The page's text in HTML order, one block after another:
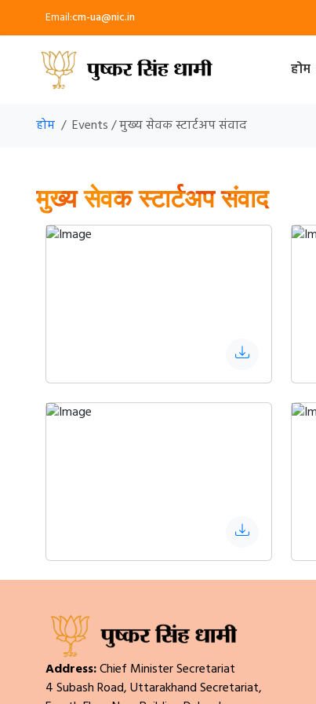
Email:cm-ua@nic.in
होम
होम Events / मुख्य सेवक स्टार्टअप संवाद
मुख्य सेवक स्टार्टअप संवाद
Address:Chief Minister Secretariat
4 Subash Road, Uttarakhand Secretariat,